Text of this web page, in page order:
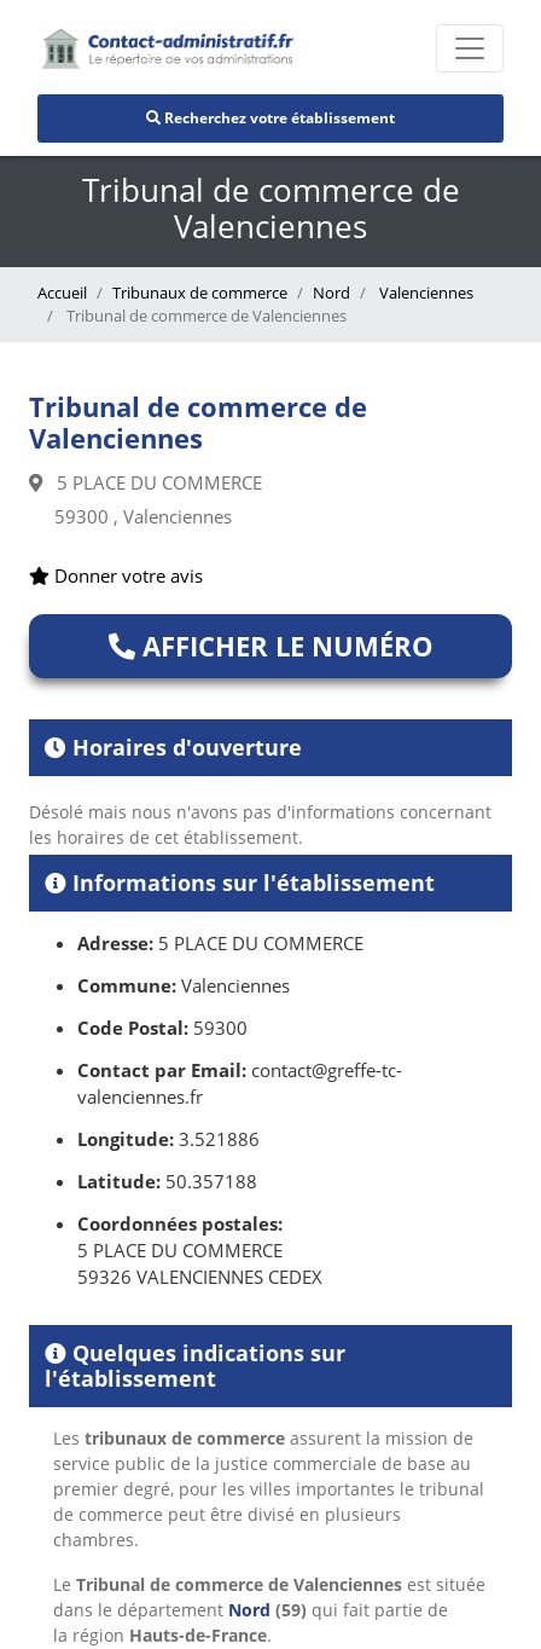
Recherchez votre établissement
Tribunal de commerce de
Valenciennes
Accueil Tribunaux de commerce Nord
Valenciennes
Tribunal de commerce de Valenciennes
Tribunal de commerce de
Valenciennes
5 PLACE DU COMMERCE
59300 , Valenciennes
Donner votre avis
AFFICHER LE NUMÉRO
Horaires d'ouverture
Désolé mais nous n'avons pas d'informations concernant
les horaires de cet établissement.
Informations sur l'établissement
Adresse: 5 PLACE DU COMMERCE
Commune: Valenciennes
Code Postal: 59300
Contact par Email: contact@greffe-tc-
valenciennes.fr
Longitude: 3.521886
Latitude: 50.357188
Coordonnées postales:
5 PLACE DU COMMERCE
59326 VALENCIENNES CEDEX
Quelques indications sur
l'établissement
Les tribunaux de commerce assurent la mission de
service public de la justice commerciale de base au
premier degré, pour les villes importantes le tribunal
de commerce peut être divisé en plusieurs
chambres.
Le Tribunal de commerce de Valenciennes est située
dans le département Nord (59) qui fait partie de
la région Hauts-de-France.